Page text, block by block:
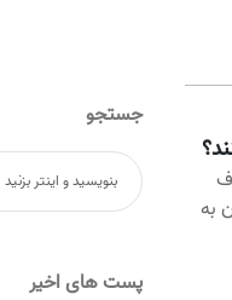
به‌
جستجو
پست های اخیر